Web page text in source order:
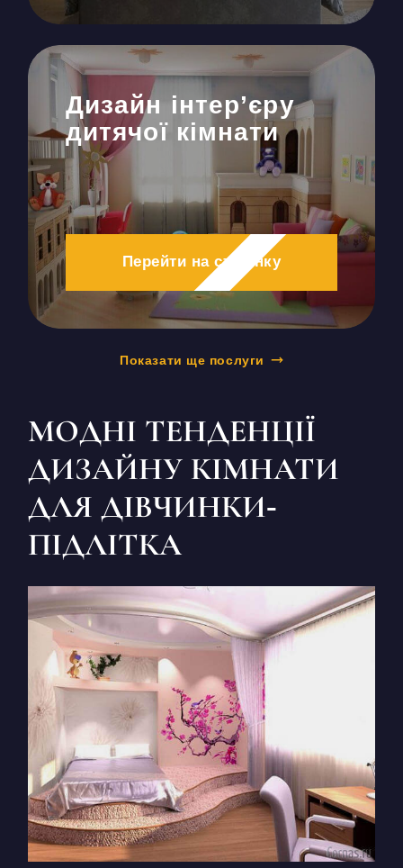
Дизайн інтер’єру
дитячої кімнати
Перейти на сторінку
Показати ще послуги
МОДНІ ТЕНДЕНЦІЇ
ДИЗАЙНУ КІМНАТИ
ДЛЯ ДІВЧИНКИ-
ПІДЛІТКА